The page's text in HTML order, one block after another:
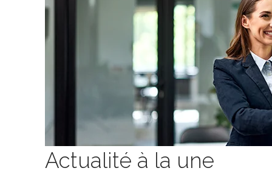
Actualité à la une